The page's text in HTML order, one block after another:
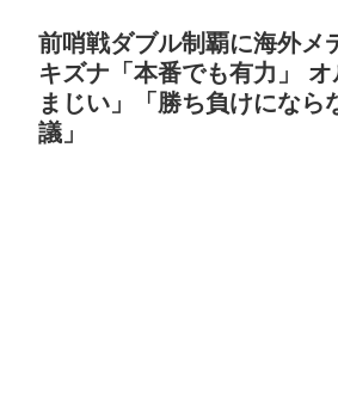
前哨戦ダブル制覇に海外
キズナ「本番でも有力」 オ
まじい」「勝ち負けになら
議」